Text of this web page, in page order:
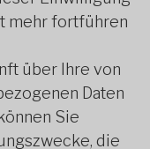
mehr fortführen
über Ihre von
Daten
Sie
die